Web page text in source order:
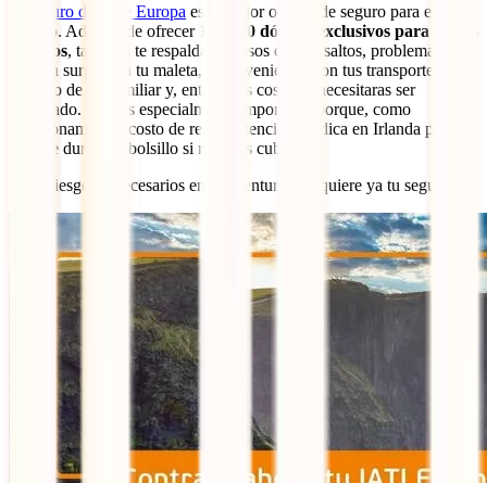
seguro de viaje Europa es la mejor opción de seguro para este
destino. Además de ofrecer 100,000 dólares exclusivos para gastos
médicos, también te respalda en casos como asaltos, problemas que
puedan surgir con tu maleta, inconvenientes con tus transportes,
traslado de un familiar y, entre otras cosas, si necesitaras ser
repatriado. Esto es especialmente importante porque, como
mencionamos, el costo de recibir atención médica en Irlanda puede
pegarle duro a tu bolsillo si no estás cubierto.
Evita riesgos innecesarios en tu aventura y adquiere ya tu seguro: